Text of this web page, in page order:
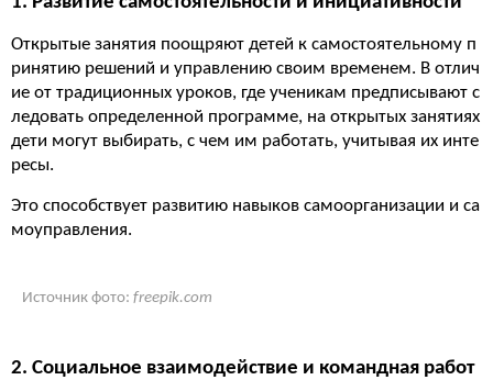
Открытые занятия поощряют детей к самостоятельному п
ринятию решений и управлению своим временем. В отлич
ие от традиционных уроков, где ученикам предписывают с
ледовать определенной программе, на открытых занятиях
дети могут выбирать, с чем им работать, учитывая их инте
ресы.
Это способствует развитию навыков самоорганизации и са
моуправления.
Источник фото: freepik.com
2. Социальное взаимодействие и командная работ